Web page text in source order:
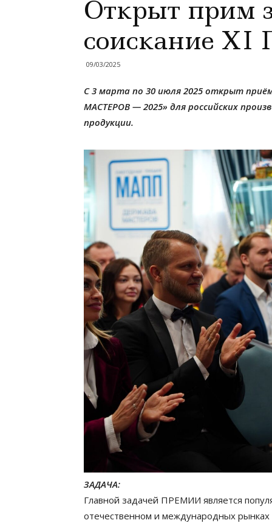
Открыт прим
соискание
09/03/2025
С 3 марта по 30 июля 2025 открыт
МАСТЕРОВ — 2025» для российских
продукции.
ЗАДАЧА:
Главной задачей ПРЕМИИ является
отечественном и международных